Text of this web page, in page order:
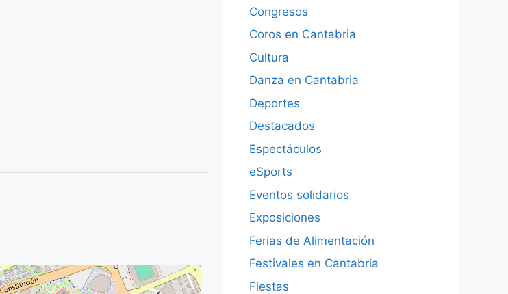
Congresos
Coros en Cantabria
Cultura
Danza en Cantabria
Deportes
Destacados
Espectáculos
eSports
Eventos solidarios
Exposiciones
Ferias de Alimentación
Festivales en Cantabria
Fiestas